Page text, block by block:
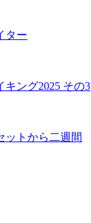
ター
キング2025 その3
ットから二週間